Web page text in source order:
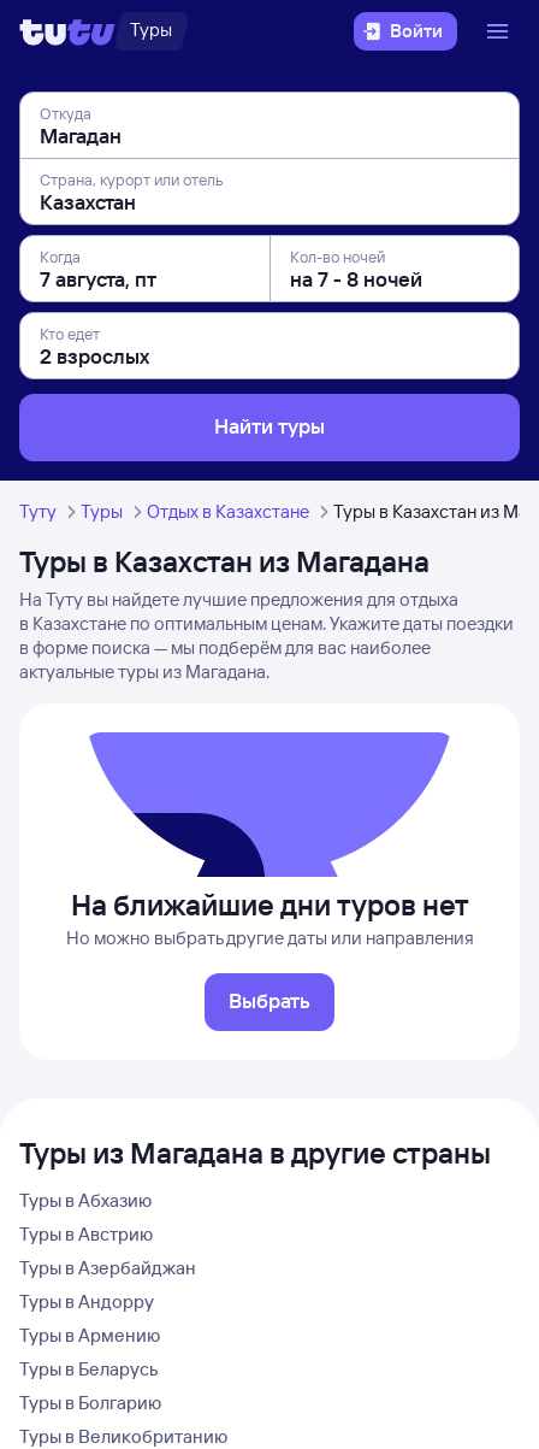
Туры Войти
Откуда
Страна, курорт или отель
Когда Кол-во ночей
Кто едет
Найти туры
Туту Туры Отдых в Казахстане Туры в Казахстан из
Туры в Казахстан из Магадана
На Туту вы найдете лучшие предложения для отдыха
в Казахстане по оптимальным ценам. Укажите даты поездки
в форме поиска — мы подберём для вас наиболее
актуальные туры из Магадана.
На ближайшие дни туров нет
Но можно выбрать другие даты или направления
Выбрать
Туры из Магадана в другие страны
Туры в Абхазию
Туры в Австрию
Туры в Азербайджан
Туры в Андорру
Туры в Армению
Туры в Беларусь
Туры в Болгарию
Туры в Великобританию